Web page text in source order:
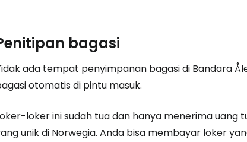
bagasi
ada tempat penyimpanan bagasi di Bandara
otomatis di pintu masuk.
loker ini sudah tua dan hanya menerima uang
unik di Norwegia. Anda bisa membayar loker